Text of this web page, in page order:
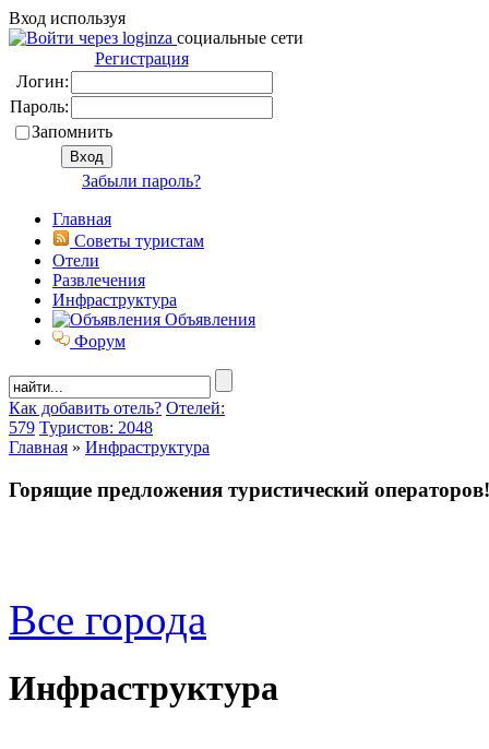
Вход используя
социальные сети
Регистрация
Логин:
Пароль:
Запомнить
Забыли пароль?
Главная
Советы туристам
Отели
Развлечения
Инфраструктура
Объявления
Форум
Как добавить отель? Отелей:
579 Туристов: 2048
Главная » Инфраструктура
Горящие предложения туристический операторов!
Все города
Инфраструктура